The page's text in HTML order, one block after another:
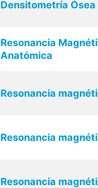
Densitometría Ósea
Resonancia
Anatómica
Resonancia
Resonancia
Resonancia